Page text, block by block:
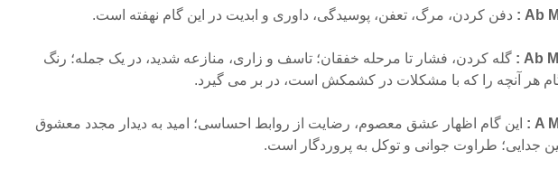
Ab دفن کردن، مرگ، تعفن، پوسیدگی، داوری و ابدیت در این گام نهفته است.
Ab
گله کردن، فشار تا مرحله خفقان؛ تاسف و زاری، منازعه شدید، در یک جمله؛ رنگ
هر آنچه را که با مشکلات در کشمکش است، در بر می گیرد.
A
این گام اظهار عشق معصوم، رضایت از روابط احساسی؛ امید به دیدار مجدد معشوق
جدایی؛ طراوت جوانی و توکل به پروردگار است.